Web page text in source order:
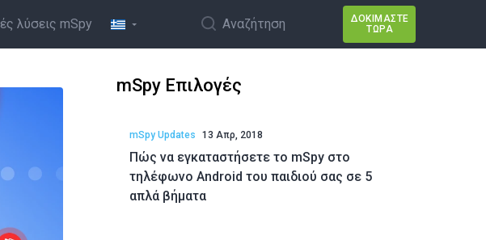
λύσεις mSpy Αναζήτηση
ΔΟΚΙΜΆΣΤΕ
ΤΏΡΑ
mSpy Επιλογές
mSpy Updates 13 Απρ, 2018
Πώς να εγκαταστήσετε το mSpy στο
τηλέφωνο Android του παιδιού σας σε 5
απλά βήματα